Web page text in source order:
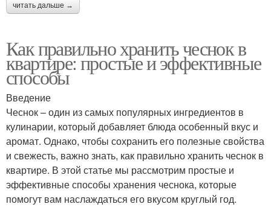
читать дальше →
Как правильно хранить чеснок в
квартире: простые и эффективные
способы
Введение
Чеснок – один из самых популярных ингредиентов в
кулинарии, который добавляет блюда особенный вкус и
аромат. Однако, чтобы сохранить его полезные свойства
и свежесть, важно знать, как правильно хранить чеснок в
квартире. В этой статье мы рассмотрим простые и
эффективные способы хранения чеснока, которые
помогут вам наслаждаться его вкусом круглый год.